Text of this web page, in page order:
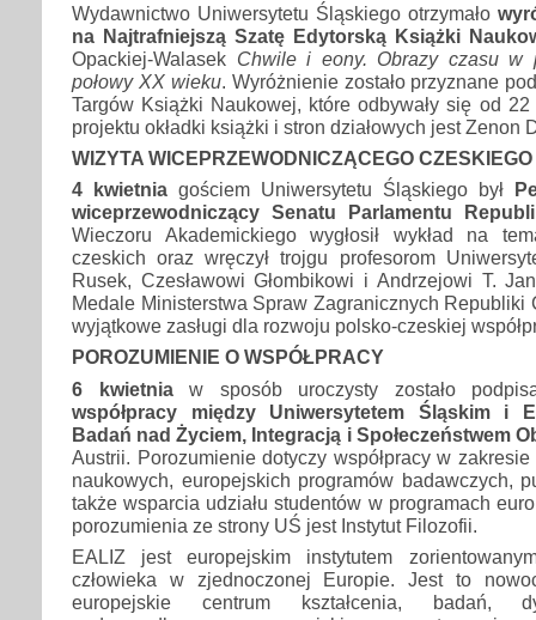
Wydawnictwo Uniwersytetu Śląskiego otrzymało
na Najtrafniejszą Szatę Edytorską Książki
Opackiej-Walasek Chwile i eony. Obrazy czasu w
połowy XX wieku. Wyróżnienie zostało przyznane
Targów Książki Naukowej, które odbywały się od
projektu okładki książki i stron działowych jest Zenon
WIZYTA WICEPRZEWODNICZĄCEGO
4 kwietnia gościem Uniwersytetu Śląskiego był
wiceprzewodniczący Senatu Parlamentu
Wieczoru Akademickiego wygłosił wykład na
czeskich oraz wręczył trojgu profesorom
Rusek, Czesławowi Głombikowi i Andrzejowi T.
Medale Ministerstwa Spraw Zagranicznych Republiki
wyjątkowe zasługi dla rozwoju polsko-czeskiej
POROZUMIENIE O WSPÓŁPRACY
6 kwietnia w sposób uroczysty zostało
współpracy między Uniwersytetem Śląskim i
Badań nad Życiem, Integracją i Społeczeństwem
Austrii. Porozumienie dotyczy współpracy w
naukowych, europejskich programów badawczych,
także wsparcia udziału studentów w programach
porozumienia ze strony UŚ jest Instytut Filozofii.
EALIZ jest europejskim instytutem
człowieka w zjednoczonej Europie. Jest to
europejskie centrum kształcenia, badań,